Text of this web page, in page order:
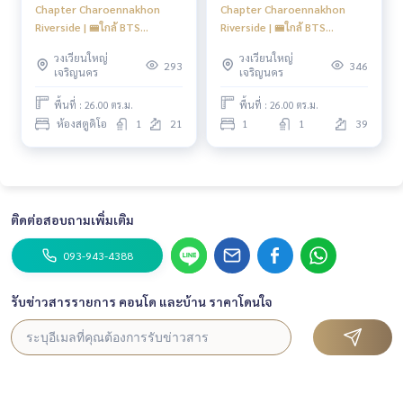
Chapter Charoennakhon
Riverside | 🚝ใกล้ BTS
วงเวียนใหญ่
เจริญนคร
293
พื้นที่ : 26.00 ตร.ม.
ห้องสตูดิโอ 1 21
Chapter Charoennakhon
Riverside | 🚝ใกล้ BTS
วงเวียนใหญ่
เจริญนคร
346
พื้นที่ : 26.00 ตร.ม.
1 1 39
ติดต่อสอบถามเพิ่มเติม
093-943-4388
รับข่าวสารรายการ คอนโด และบ้าน ราคาโดนใจ